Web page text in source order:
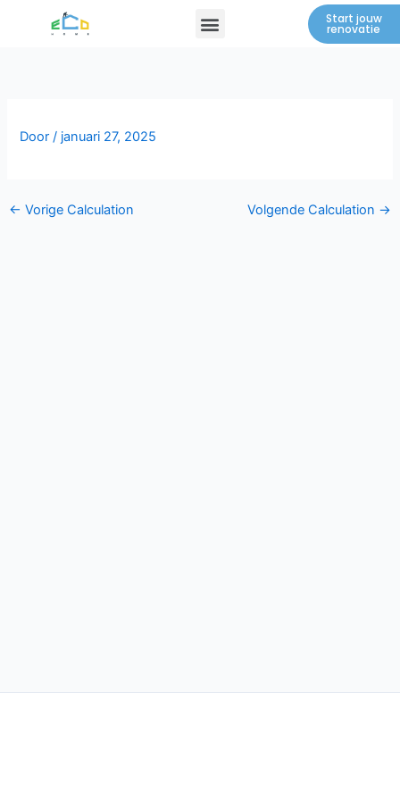
Menu Start jouw
renovatie
Door/ januari 27, 2025
← Vorige Calculation Volgende Calculation →